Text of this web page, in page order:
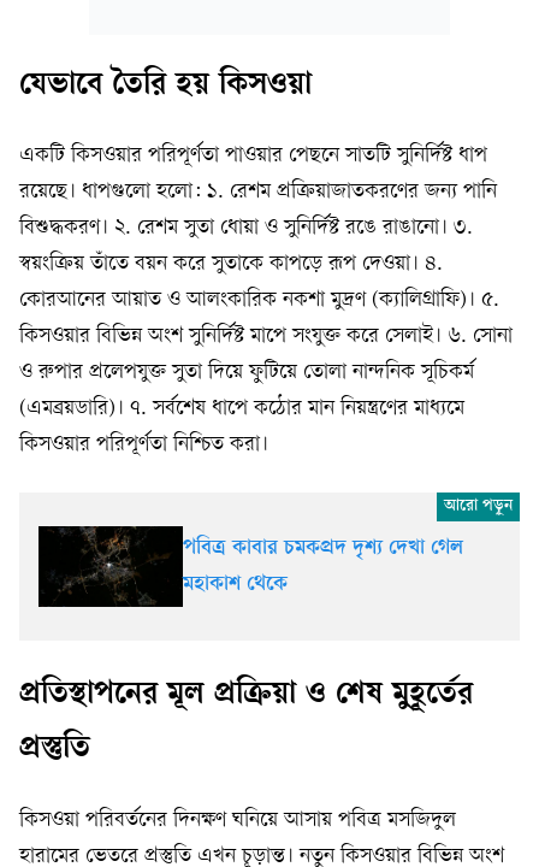
যেভাবে তৈরি হয় কিসওয়া
একটি কিসওয়ার পরিপূর্ণতা পাওয়ার পেছনে সাতটি সুনির্দিষ্ট ধাপ
রয়েছে। ধাপগুলো হলো: ১. রেশম প্রক্রিয়াজাতকরণের জন্য পানি
বিশুদ্ধকরণ। ২. রেশম সুতা ধোয়া ও সুনির্দিষ্ট রঙে রাঙানো। ৩.
স্বয়ংক্রিয় তাঁতে বয়ন করে সুতাকে কাপড়ে রূপ দেওয়া। ৪.
কোরআনের আয়াত ও আলংকারিক নকশা মুদ্রণ (ক্যালিগ্রাফি)। ৫.
কিসওয়ার বিভিন্ন অংশ সুনির্দিষ্ট মাপে সংযুক্ত করে সেলাই। ৬. সোনা
ও রুপার প্রলেপযুক্ত সুতা দিয়ে ফুটিয়ে তোলা নান্দনিক সূচিকর্ম
(এমব্রয়ডারি)। ৭. সর্বশেষ ধাপে কঠোর মান নিয়ন্ত্রণের মাধ্যমে
কিসওয়ার পরিপূর্ণতা নিশ্চিত করা।
পবিত্র কাবার চমকপ্রদ দৃশ্য দেখা গেল
মহাকাশ থেকে
প্রতিস্থাপনের মূল প্রক্রিয়া ও শেষ মুহূর্তের
প্রস্তুতি
কিসওয়া পরিবর্তনের দিনক্ষণ ঘনিয়ে আসায় পবিত্র মসজিদুল
হারামের ভেতরে প্রস্তুতি এখন চূড়ান্ত। নতুন কিসওয়ার বিভিন্ন অংশ